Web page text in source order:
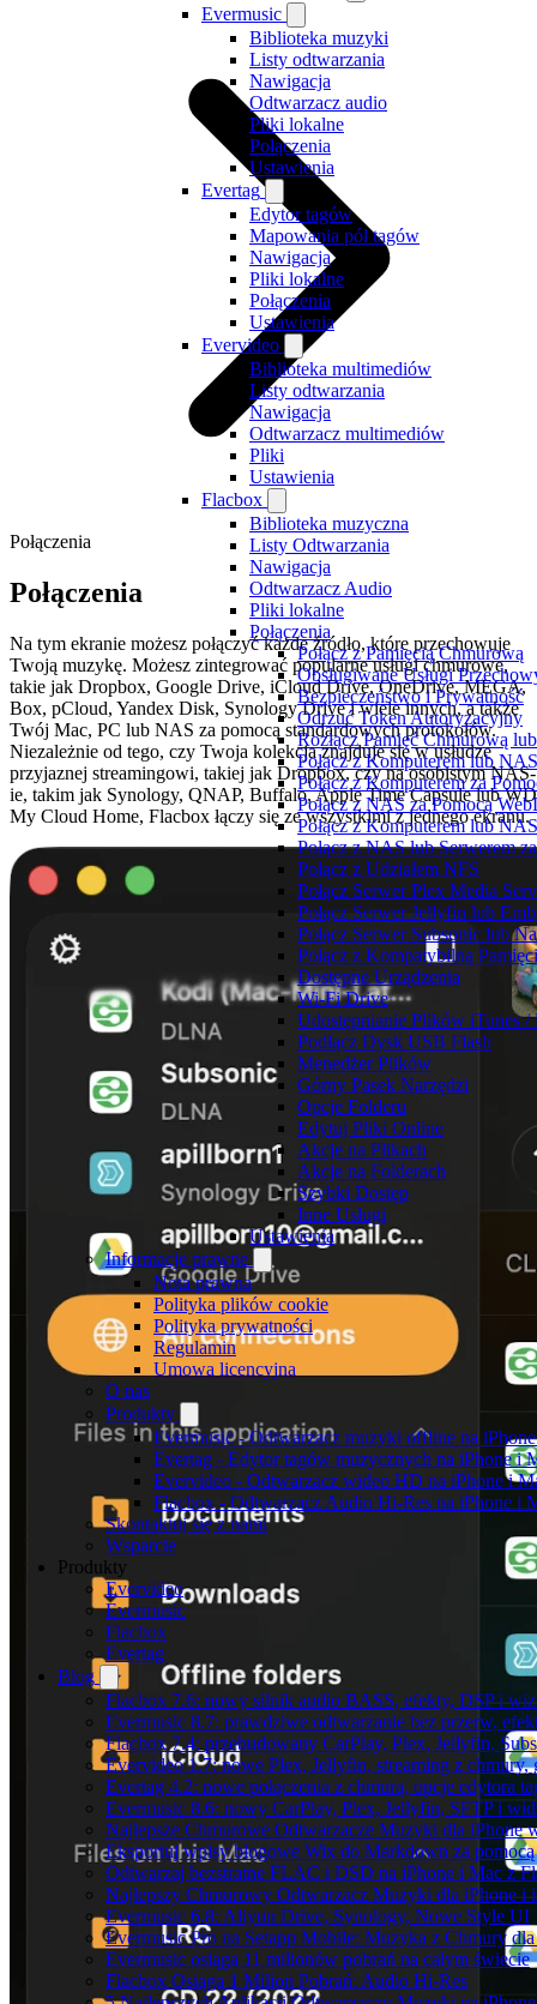
Evermusic
Biblioteka muzyki
Listy odtwarzania
Nawigacja
Odtwarzacz audio
Pliki lokalne
Połączenia
Ustawienia
Evertag
Edytor tagów
Mapowania pól tagów
Nawigacja
Pliki lokalne
Połączenia
Ustawienia
Evervideo
Biblioteka multimediów
Listy odtwarzania
Nawigacja
Odtwarzacz multimediów
Pliki
Ustawienia
Flacbox
Biblioteka muzyczna
Listy Odtwarzania
Nawigacja
Odtwarzacz Audio
Pliki lokalne
Połączenia
Połącz z Pamięcią Chmurową
Obsługiwane Usługi
Bezpieczeństwo i Prywatność
Odrzuć Token Autoryzacyjny
Rozłącz Pamięć Chmurową
Połącz z Komputerem lub NAS
Połącz z Komputerem za
Połącz z NAS za Pomocą
Połącz z Komputerem lub
Połącz z NAS lub Serwerem
Połącz z Udziałem NFS
Połącz Serwer Plex Media
Połącz Serwer Jellyfin lub
Połącz Serwer Subsonic lub
Połącz z Kompatybilną
Dostępne Urządzenia
Wi-Fi Drive
Udostępnianie Plików iTunes /
Podłącz Dysk USB Flash
Menedżer Plików
Górny Pasek Narzędzi
Opcje Folderu
Edytuj Pliki Online
Akcje na Plikach
Akcje na Folderach
Szybki Dostęp
Inne Usługi
Ustawienia
Informacje prawne
Nota prawna
Polityka plików cookie
Polityka prywatności
Regulamin
Umowa licencyjna
O nas
Produkty
Evermusic - Odtwarzacz muzyki offline na
Evertag - Edytor tagów muzycznych na iPhone i
Evervideo - Odtwarzacz wideo HD na iPhone i
Flacbox - Odtwarzacz Audio Hi-Res na iPhone i
Skontaktuj się z nami
Wsparcie
Produkty
Evervideo
Evermusic
Flacbox
Evertag
Blog
Flacbox 7.6: nowy silnik audio BASS, efekty, DSP i
Evermusic 8.7: prawdziwe odtwarzanie bez przerw,
Flacbox 7.4: przebudowany CarPlay, Plex, Jellyfin,
Evervideo 1.7: nowe Plex, Jellyfin, streaming z chmury,
Evertag 4.2: nowe połączenia z chmurą, opcje edytora
Evermusic 8.6: nowy CarPlay, Plex, Jellyfin, SFTP i
Najlepsze Chmurowe Odtwarzacze Muzyki dla iPhone
Eksportuj wpisy blogowe Wix do Markdown za
Odtwarzaj bezstratne FLAC i DSD na iPhone i Mac z
Najlepszy Chmurowy Odtwarzacz Muzyki dla iPhone i
Evermusic 6.8: Aliyun Drive, Synology, Nowe Style UI
Evermusic Pro na Setapp Mobile: Muzyka z Chmury
Evermusic osiąga 11 milionów pobrań na całym świecie
Flacbox Osiąga 1 Milion Pobrań: Audio Hi-Res
Połączenia
Połączenia
Na tym ekranie możesz połączyć każde źródło, które przechowuje
Twoją muzykę. Możesz zintegrować popularne usługi chmurowe,
takie jak Dropbox, Google Drive, iCloud Drive, OneDrive, MEGA,
Box, pCloud, Yandex Disk, Synology Drive i wiele innych, a także
Twój Mac, PC lub NAS za pomocą standardowych protokołów.
Niezależnie od tego, czy Twoja kolekcja znajduje się w usłudze
przyjaznej streamingowi, takiej jak Dropbox, czy na osobistym NAS-
ie, takim jak Synology, QNAP, Buffalo, Apple Time Capsule lub WD
My Cloud Home, Flacbox łączy się ze wszystkimi z jednego ekranu.